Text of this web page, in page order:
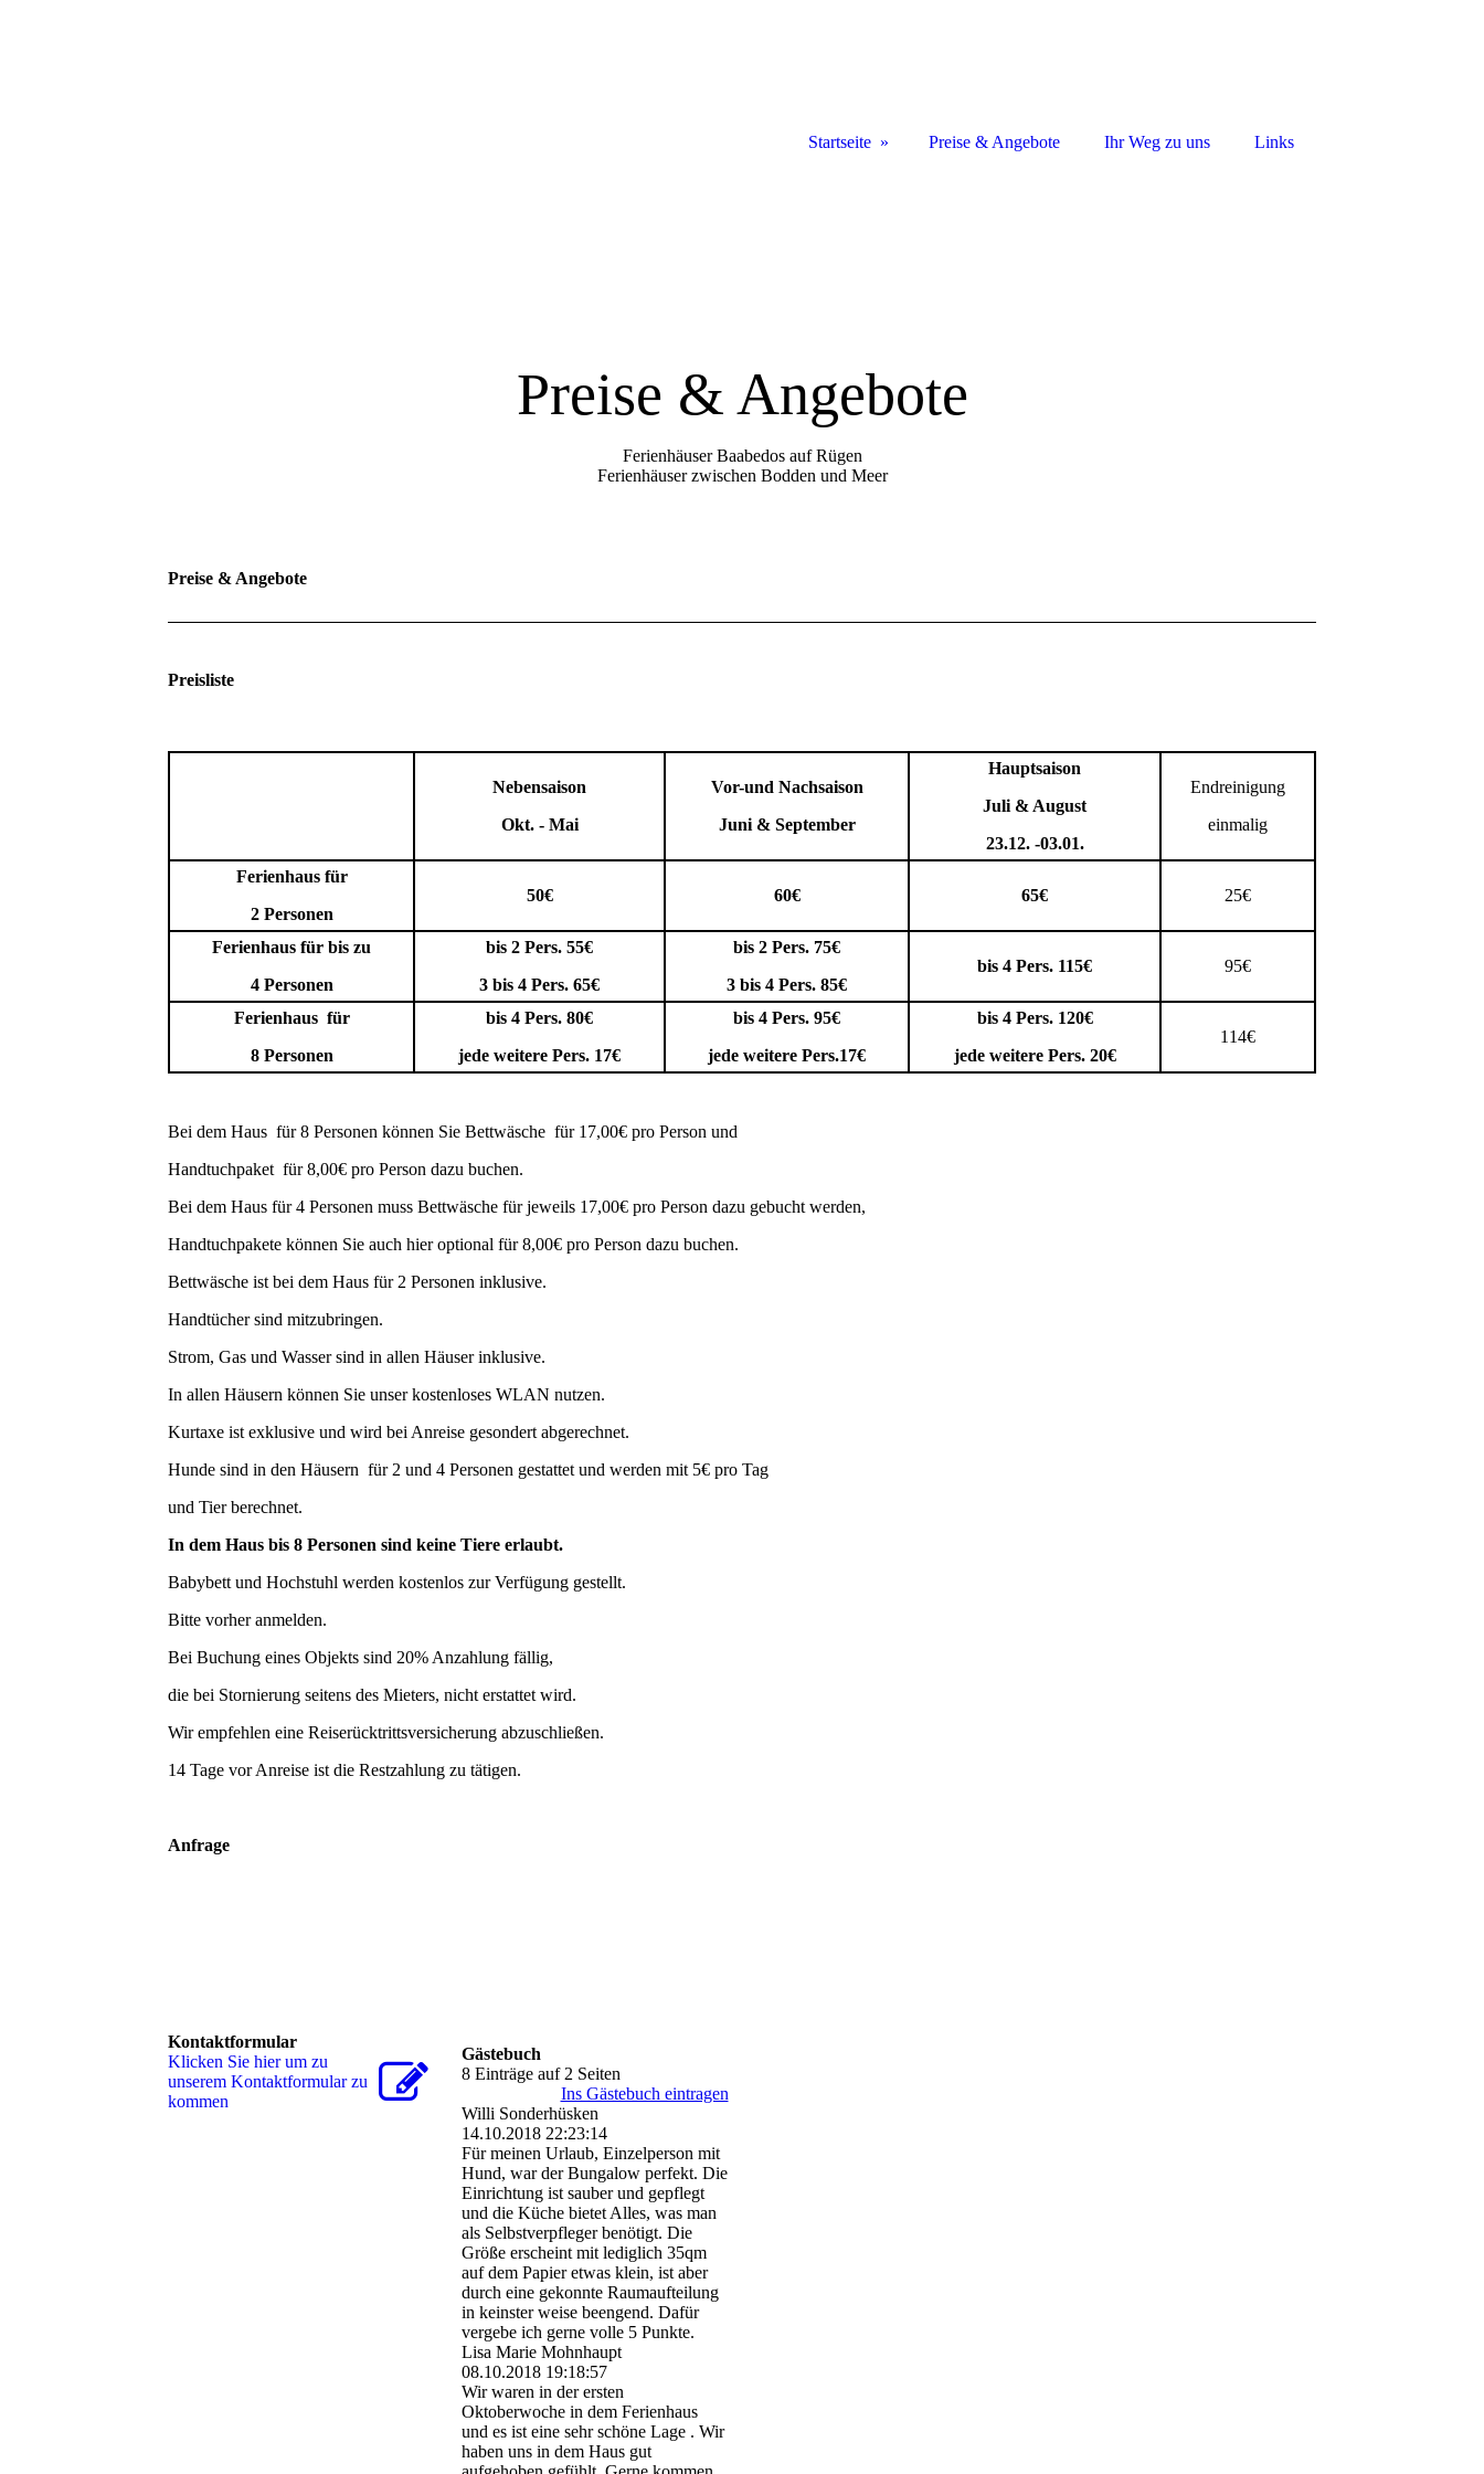
Preise & Angebote
Ferienhäuser Baabedos auf Rügen
Ferienhäuser zwischen Bodden und Meer
Preise & Angebote
Preisliste
Nebensaison
Okt. - Mai
Vor-und Nachsaison
Juni & September
Hauptsaison
Juli & August
23.12. -03.01.
Endreinigung
einmalig
Ferienhaus für
2 Personen
50€ 60€ 65€ 25€
Ferienhaus für bis zu
4 Personen
bis 2 Pers. 55€
3 bis 4 Pers. 65€
bis 2 Pers. 75€
3 bis 4 Pers. 85€
bis 4 Pers. 115€ 95€
Ferienhaus für
8 Personen
bis 4 Pers. 80€
jede weitere Pers. 17€
bis 4 Pers. 95€
jede weitere Pers.17€
bis 4 Pers. 120€
jede weitere Pers. 20€
114€
Bei dem Haus für 8 Personen können Sie Bettwäsche für 17,00€ pro Person und
Handtuchpaket für 8,00€ pro Person dazu buchen.
Bei dem Haus für 4 Personen muss Bettwäsche für jeweils 17,00€ pro Person dazu gebucht werden,
Handtuchpakete können Sie auch hier optional für 8,00€ pro Person dazu buchen.
Bettwäsche ist bei dem Haus für 2 Personen inklusive.
Handtücher sind mitzubringen.
Strom, Gas und Wasser sind in allen Häuser inklusive.
In allen Häusern können Sie unser kostenloses WLAN nutzen.
Kurtaxe ist exklusive und wird bei Anreise gesondert abgerechnet.
Hunde sind in den Häusern für 2 und 4 Personen gestattet und werden mit 5€ pro Tag
und Tier berechnet.
In dem Haus bis 8 Personen sind keine Tiere erlaubt.
Babybett und Hochstuhl werden kostenlos zur Verfügung gestellt.
Bitte vorher anmelden.
Bei Buchung eines Objekts sind 20% Anzahlung fällig,
die bei Stornierung seitens des Mieters, nicht erstattet wird.
Wir empfehlen eine Reiserücktrittsversicherung abzuschließen.
14 Tage vor Anreise ist die Restzahlung zu tätigen.
Anfrage
Kontaktformular
Klicken Sie hier um zu
unserem Kon­takt­for­mu­lar zu
kommen
Gästebuch
8 Einträge auf 2 Seiten
Ins Gästebuch eintragen
Willi Sonderhüsken
14.10.2018 22:23:14
Für meinen Urlaub, Einzelperson mit
Hund, war der Bungalow perfekt. Die
Einrichtung ist sauber und gepflegt
und die Küche bietet Alles, was man
als Selbstverpfleger benötigt. Die
Größe erscheint mit lediglich 35qm
auf dem Papier etwas klein, ist aber
durch eine gekonnte Raumaufteilung
in keinster weise beengend. Dafür
vergebe ich gerne volle 5 Punkte.
Lisa Marie Mohnhaupt
08.10.2018 19:18:57
Wir waren in der ersten
Oktoberwoche in dem Ferienhaus
und es ist eine sehr schöne Lage . Wir
haben uns in dem Haus gut
Startseite Preise & Angebote Ihr Weg zu uns Links